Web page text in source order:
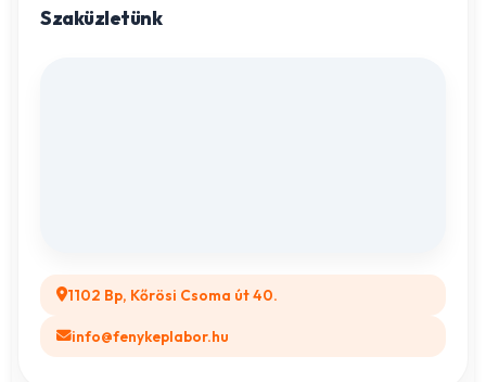
Gravírozott ajándékok
Szaküzletünk
1102 Bp, Kőrösi Csoma út 40.
info@fenykeplabor.hu